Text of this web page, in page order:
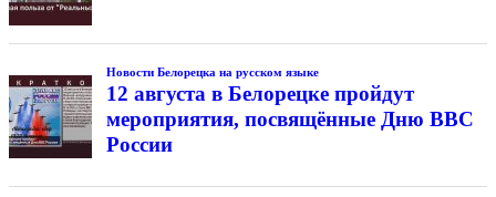
Новости Белорецка на русском языке
12 августа в Белорецке пройдут
мероприятия, посвящённые Дню ВВС
России